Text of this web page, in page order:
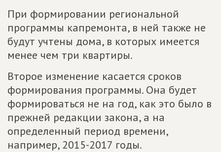
При формировании региональной
программы капремонта, в ней также не
будут учтены дома, в которых имеется
менее чем три квартиры.
Второе изменение касается сроков
формирования программы. Она будет
формироваться не на год, как это было в
прежней редакции закона, а на
определенный период времени,
например, 2015-2017 годы.